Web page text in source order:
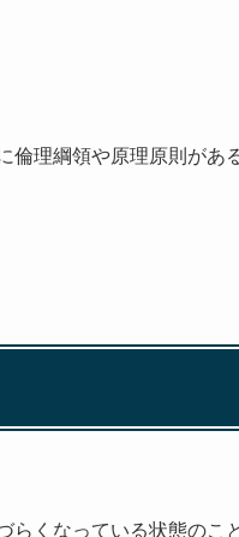
理綱領や原理原則がある
らくなっている状態のこ